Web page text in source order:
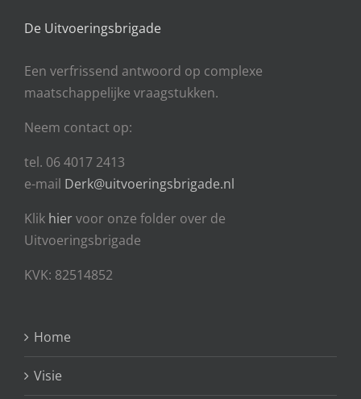
De Uitvoeringsbrigade
Een verfrissend antwoord op complexe
maatschappelijke vraagstukken.
Neem contact op:
tel. 06 4017 2413
e-mail Derk@uitvoeringsbrigade.nl
Klik hiervoor onze folder over de
Uitvoeringsbrigade
KVK: 82514852
Home
Visie